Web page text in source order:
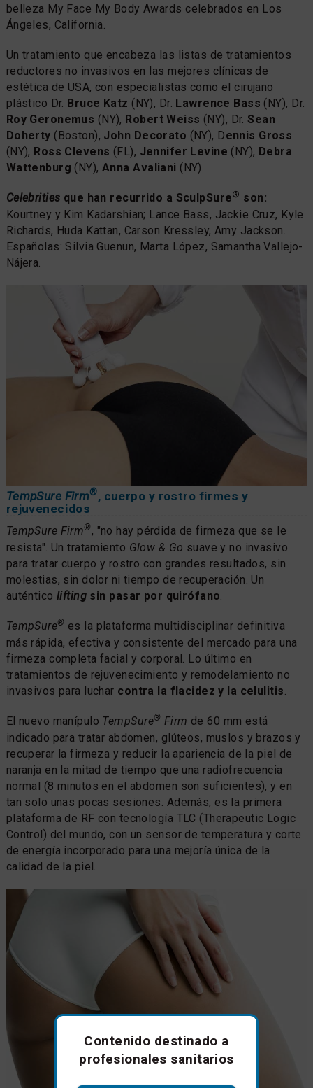
belleza My Face My Body Awards celebrados en Los
Ángeles, California.
Un tratamiento que encabeza las listas de tratamientos
reductores no invasivos en las mejores clínicas de
estética de USA, con especialistas como el cirujano
plástico Dr. Bruce Katz (NY), Dr. Lawrence Bass (NY), Dr.
Roy Geronemus (NY), Robert Weiss (NY), Dr.Sean
Doherty (Boston), John Decorato (NY), Dennis Gross
(NY), Ross Clevens (FL), Jennifer Levine (NY), Debra
Wattenburg (NY),Anna Avaliani (NY).
Celebrities que han recurrido a SculpSure® son:
Kourtney y Kim Kadarshian; Lance Bass, Jackie Cruz, Kyle
Richards, Huda Kattan, Carson Kressley, Amy Jackson.
Españolas: Silvia Guenun, Marta López, Samantha Vallejo-
Nájera.
TempSure Firm®, cuerpo y rostro firmes y
rejuvenecidos
TempSure Firm®, "no hay pérdida de firmeza que se le
resista". Un tratamiento Glow & Go suave y no invasivo
para tratar cuerpo y rostro con grandes resultados, sin
molestias, sin dolor ni tiempo de recuperación. Un
auténtico lifting sin pasar por quirófano.
TempSure® es la plataforma multidisciplinar definitiva
más rápida, efectiva y consistente del mercado para una
firmeza completa facial y corporal. Lo último en
tratamientos de rejuvenecimiento y remodelamiento no
invasivos para luchar contra la flacidez y la celulitis.
El nuevo manípulo TempSure® Firm de 60 mm está
indicado para tratar abdomen, glúteos, muslos y brazos y
recuperar la firmeza y reducir la apariencia de la piel de
naranja en la mitad de tiempo que una radiofrecuencia
normal (8 minutos en el abdomen son suficientes), y en
tan solo unas pocas sesiones. Además, es la primera
plataforma de RF con tecnología TLC (Therapeutic Logic
Control) del mundo, con un sensor de temperatura y corte
de energía incorporado para una mejoría única de la
calidad de la piel.
Contenido destinado a
profesionales sanitarios